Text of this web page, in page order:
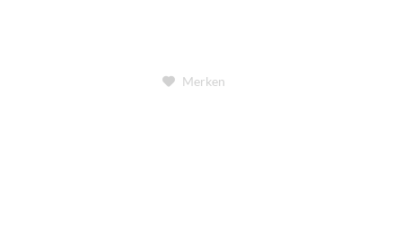
Merken